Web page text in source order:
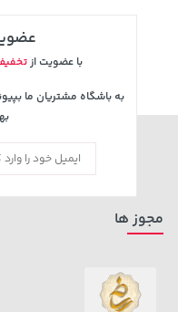
خرید
با عضویت از
به باشگاه مشتریان ما
مجوز ها